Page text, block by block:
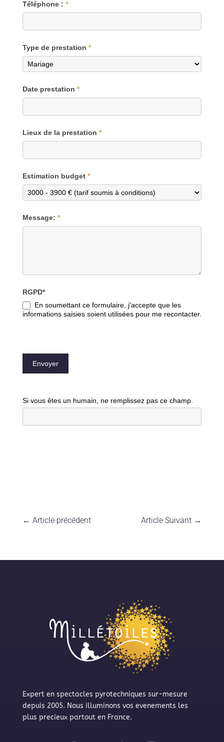
Téléphone : *
Type de prestation *
Date prestation *
Lieux de la prestation *
Estimation budget *
Message: *
RGPD*
En soumettant ce formulaire, j'accepte que les
informations saisies soient utilisées pour me recontacter.
Envoyer
Si vous êtes un humain, ne remplissez pas ce champ.
← Article précédent Article Suivant →
Expert en spectacles pyrotechniques sur-mesure
depuis 2005. Nous illuminons vos evenements les
plus precieux partout en France.